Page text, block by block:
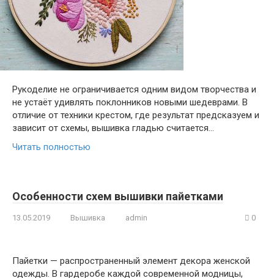
Рукоделие не ограничивается одним видом творчества и
не устаёт удивлять поклонников новыми шедеврами. В
отличие от техники крестом, где результат предсказуем и
зависит от схемы, вышивка гладью считается…
Читать полностью
Особенности схем вышивки пайетками
13.05.2019 Вышивка admin 0
Пайетки — распространенный элемент декора женской
одежды. В гардеробе каждой современной модницы,